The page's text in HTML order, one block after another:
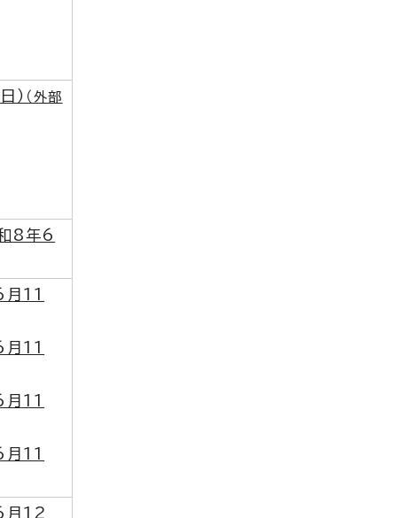
） （外部
8年6
月11
月11
月11
月11
月12